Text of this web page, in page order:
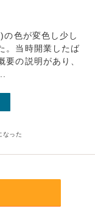
色が変色し少し
。当時開業したば
の説明があり、
なった